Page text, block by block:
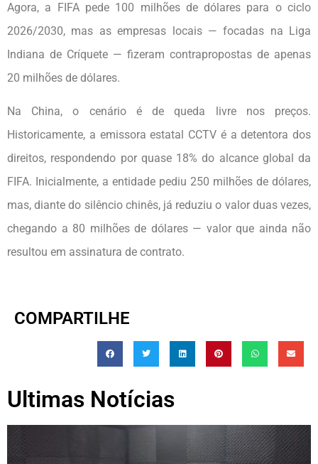
Agora, a FIFA pede 100 milhões de dólares para o ciclo
2026/2030, mas as empresas locais — focadas na Liga
Indiana de Críquete — fizeram contrapropostas de apenas
20 milhões de dólares.
Na China, o cenário é de queda livre nos preços.
Historicamente, a emissora estatal CCTV é a detentora dos
direitos, respondendo por quase 18% do alcance global da
FIFA. Inicialmente, a entidade pediu 250 milhões de dólares,
mas, diante do silêncio chinês, já reduziu o valor duas vezes,
chegando a 80 milhões de dólares — valor que ainda não
resultou em assinatura de contrato.
COMPARTILHE
Ultimas Notícias